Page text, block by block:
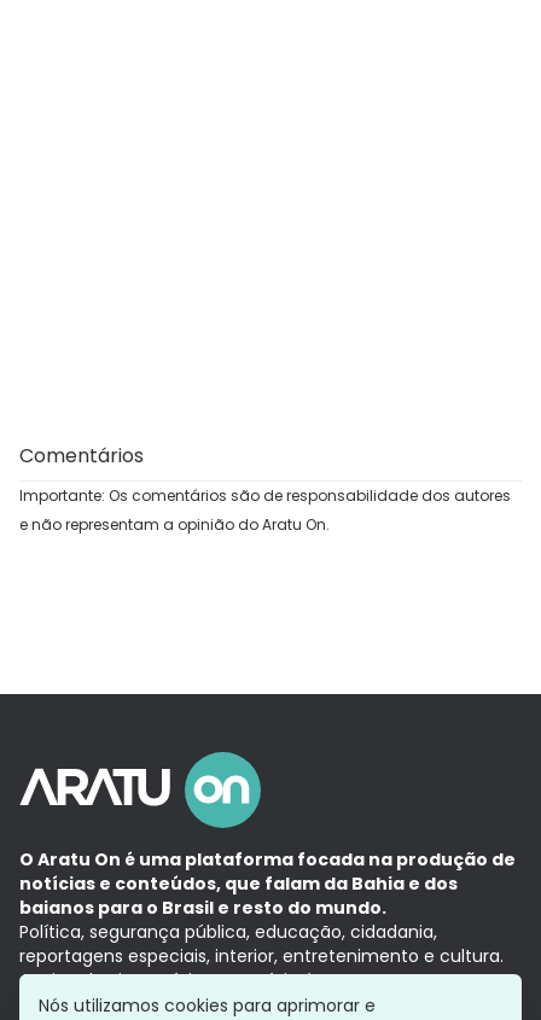
Comentários
Importante: Os comentários são de responsabilidade dos autores
e não representam a opinião do Aratu On.
O Aratu On é uma plataforma focada na produção de
notícias e conteúdos, que falam da Bahia e dos
baianos para o Brasil e resto do mundo.
Política, segurança pública, educação, cidadania,
reportagens especiais, interior, entretenimento e cultura.
Aqui, tudo vira notícia e a notícia é no tempo presente,
com a credibilidade do Grupo Aratu.
Nós utilizamos cookies para aprimorar e